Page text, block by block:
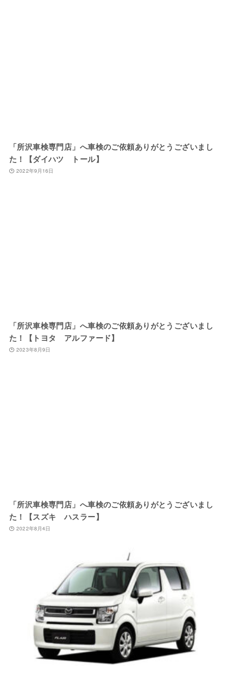
「所沢車検専門店」へ車検のご依頼ありがとうございまし
た！【ダイハツ トール】
2022年9月16日
「所沢車検専門店」へ車検のご依頼ありがとうございまし
た！【トヨタ アルファード】
2023年8月9日
「所沢車検専門店」へ車検のご依頼ありがとうございまし
た！【スズキ ハスラー】
2022年8月4日